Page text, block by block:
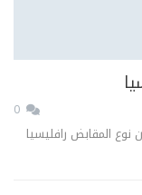
– تم العثور على 11 زهرة من نوع المقابض رافليسيا